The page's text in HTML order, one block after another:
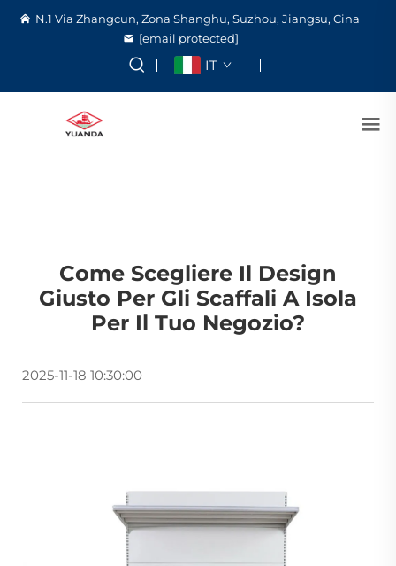
N.1 Via Zhangcun, Zona Shanghu, Suzhou, Jiangsu, Cina
[email protected]
IT
Come Scegliere Il Design
Giusto Per Gli Scaffali A Isola
Per Il Tuo Negozio?
2025-11-18 10:30:00